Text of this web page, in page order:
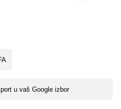
u vaš Google izbor